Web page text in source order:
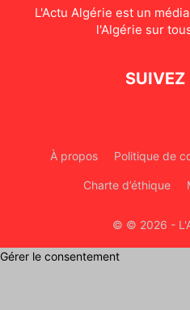
L'Actu Algérie est un
l'Algérie sur
SUIVEZ
À propos Politique de
Charte d’éthique
© © 2026 -
Gérer le consentement